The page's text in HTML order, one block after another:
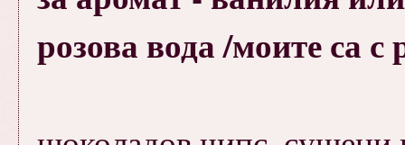
розова вода /моите са с